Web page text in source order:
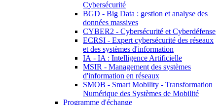
Cybersécurité
BGD - Big Data : gestion et analyse des
données massives
CYBER2 - Cybersécurité et Cyberdéfense
ECRSI - Expert cybersécurité des réseaux
et des systèmes d'information
IA - IA : Intelligence Artificielle
MSIR - Management des systèmes
d'information en réseaux
SMOB - Smart Mobility - Transformation
Numérique des Systèmes de Mobilité
Programme d'échange